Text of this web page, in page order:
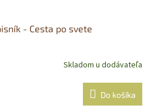
- Cesta po svete
Skladom u dodávateľa
Do košíka